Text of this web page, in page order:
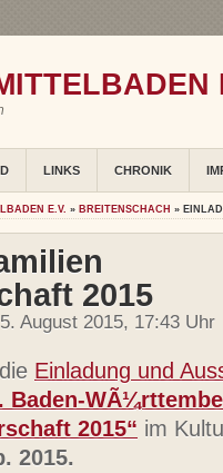
LINKS CHRONIK
E.V. » BREITENSCHACH »
2015
August 2015, 17:43 Uhr
Einladung und
Baden-
2015“ im
2015.